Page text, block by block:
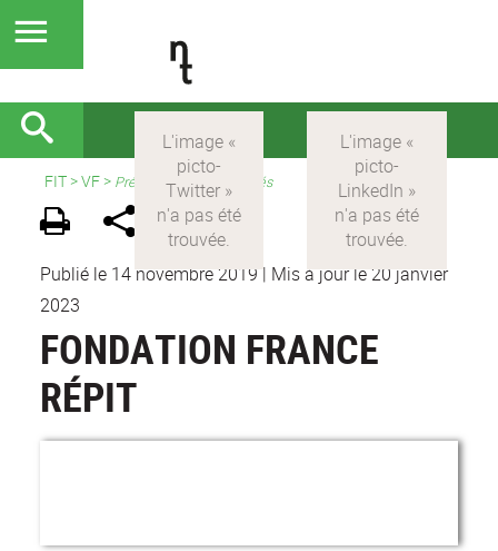
FIT>VF> Présentation et actualités
Publié le 14 novembre 2019 | Mis à jour le 20 janvier
2023
FONDATION FRANCE
RÉPIT